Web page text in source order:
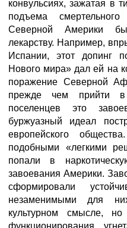
конвульсиях, зажатая в
подъема
Северной Америки
лекарству. Например,
Испании, этот допинг
Нового мира» дал ей на
поражение Северной
прежде чем прийти в
поселенцев это
буржуазный идеал
европейского
подобными «легкими
попали в
завоевания Америки.
сформировали
незаменимыми для
культурном смысле,
функционирования